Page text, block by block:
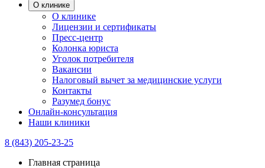
О клинике
О клинике
Лицензии и сертификаты
Пресс-центр
Колонка юриста
Уголок потребителя
Вакансии
Налоговый вычет за медицинские услуги
Контакты
Разумед бонус
Онлайн-консультация
Наши клиники
8 (843) 205-23-25
Главная страница